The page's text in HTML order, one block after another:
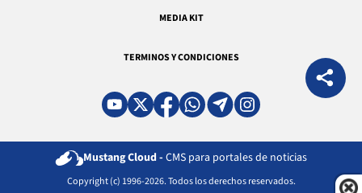
MEDIA KIT
TERMINOS Y CONDICIONES
Mustang Cloud - CMS para portales de noticias
Copyright (c) 1996-2026. Todos los derechos reservados.